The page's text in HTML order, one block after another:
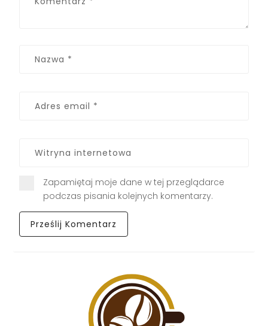
Zapamiętaj moje dane w tej przeglądarce
podczas pisania kolejnych komentarzy.